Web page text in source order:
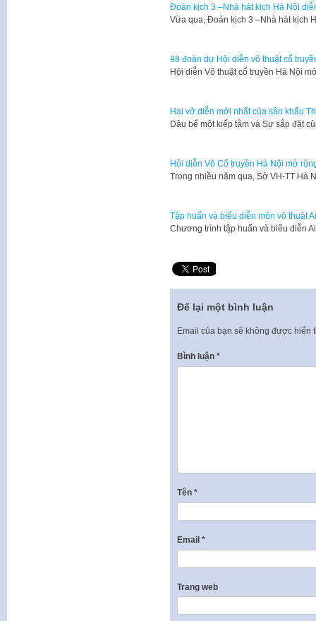
Đoàn kịch 3 –Nhà hát kịch Hà Nội
Vừa qua, Đoàn kịch 3 –Nhà hát kịch
98 đoàn dự Hội diễn võ thuật cổ
Hội diễn Võ thuật cổ truyền Hà Nội
Hai vở diễn mới nhất của sân khấu
Dâu bể một kiếp tằm và Sự sắp đặt
Hội diễn Võ Cổ truyền Hà Nội mở
Trong nhiều năm qua, Sở VH-TT Hà
Tập huấn và biểu diễn môn võ thuật
​Chương trình tập huấn và biểu diễn
Để lại một bình luận
Email của bạn sẽ không được hiển
Bình luận *
Tên *
Email *
Trang web